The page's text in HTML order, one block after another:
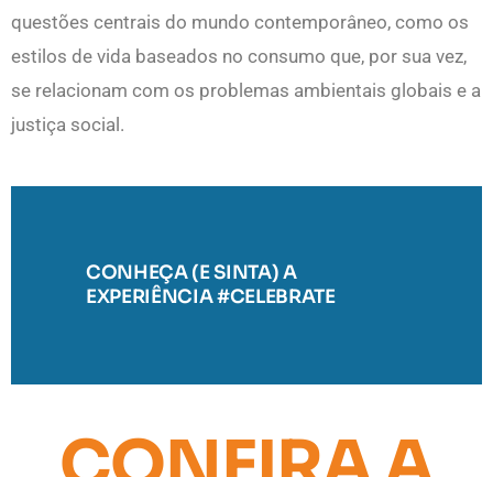
questões centrais do mundo contemporâneo, como os
estilos de vida baseados no consumo que, por sua vez,
se relacionam com os problemas ambientais globais e a
justiça social.
CONHEÇA (E SINTA) A
EXPERIÊNCIA #CELEBRATE